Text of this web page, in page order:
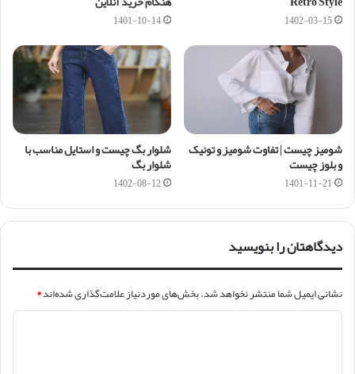
1402-03-15
1401-10-14
شومیز چیست | تفاوت شومیز و تونیک
و بلوز چیست
1401-11-21
شلوار بگ چیست و استایل مناسب با
شلوار بگ
1402-08-12
دیدگاهتان را بنویسید
نشانی ایمیل شما منتشر نخواهد شد.بخش‌های موردنیاز علامت‌گذاری شده‌اند*